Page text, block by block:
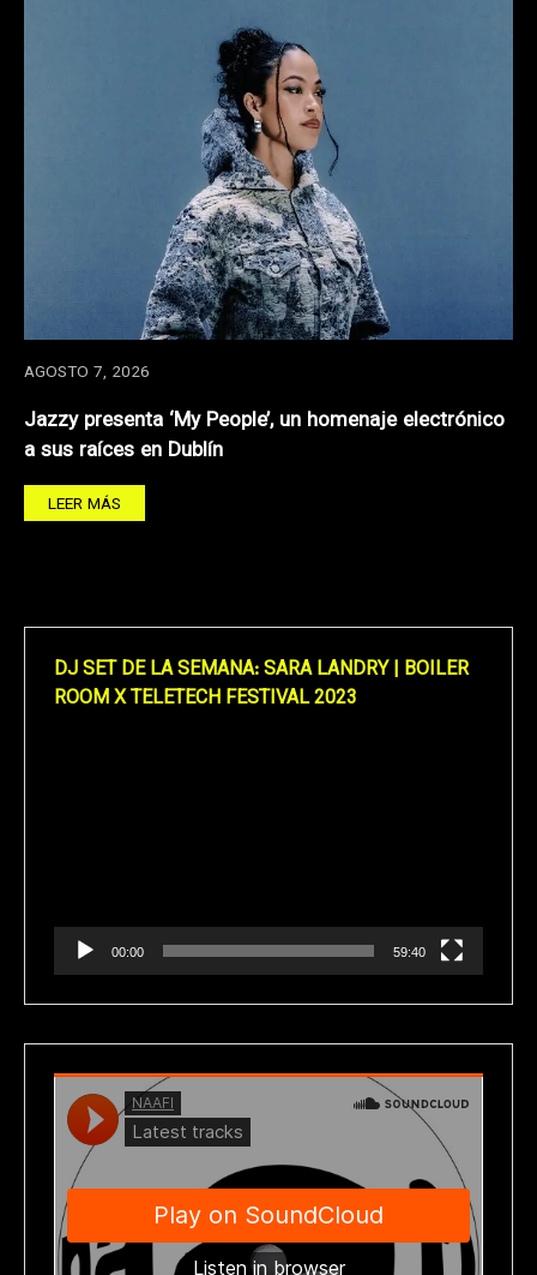
AGOSTO 7, 2026
Jazzy presenta ‘My People’, un homenaje electrónico
a sus raíces en Dublín
LEER MÁS
DJ SET DE LA SEMANA: SARA LANDRY | BOILER
ROOM X TELETECH FESTIVAL 2023
00:00 59:40